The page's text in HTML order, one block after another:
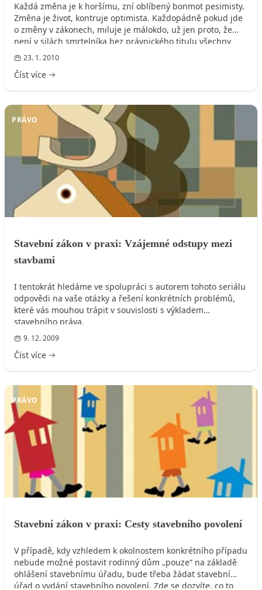
Každá změna je k horšímu, zní oblíbený bonmot pesimisty.
Změna je život, kontruje optimista. Každopádně pokud jde
o změny v zákonech, miluje je málokdo, už jen proto, že
není v silách smrtelníka bez právnického titulu všechny
inovace ohlídat. A právě proto jsme se rozhodli požádat
autora této rubriky o shrnutí, co nového přinese nový rok v
oblasti, která zajímá každého stavebníka i majitele
nemovitosti, tedy v oblasti stavebního zákona.
23. 1. 2010
Číst více
PRÁVO
Stavební zákon v praxi: Vzájemné odstupy mezi
stavbami
I tentokrát hledáme ve spolupráci s autorem tohoto seriálu
odpovědi na vaše otázky a řešení konkrétních problémů,
které vás mouhou trápit v souvislosti s výkladem
stavebního práva.
9. 12. 2009
Číst více
PRÁVO
Stavební zákon v praxi: Cesty stavebního povolení
V případě, kdy vzhledem k okolnostem konkrétního případu
nebude možné postavit rodinný dům „pouze“ na základě
ohlášení stavebnímu úřadu, bude třeba žádat stavební
úřad o vydání stavebního povolení. Zde se dozvíte, co to